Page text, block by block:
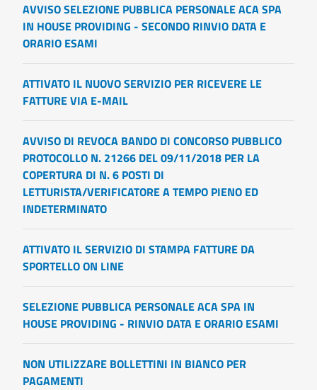
AVVISO SELEZIONE PUBBLICA PERSONALE ACA SPA
IN HOUSE PROVIDING - SECONDO RINVIO DATA E
ORARIO ESAMI
ATTIVATO IL NUOVO SERVIZIO PER RICEVERE LE
FATTURE VIA E-MAIL
AVVISO DI REVOCA BANDO DI CONCORSO PUBBLICO
PROTOCOLLO N. 21266 DEL 09/11/2018 PER LA
COPERTURA DI N. 6 POSTI DI
LETTURISTA/VERIFICATORE A TEMPO PIENO ED
INDETERMINATO
ATTIVATO IL SERVIZIO DI STAMPA FATTURE DA
SPORTELLO ON LINE
SELEZIONE PUBBLICA PERSONALE ACA SPA IN
HOUSE PROVIDING - RINVIO DATA E ORARIO ESAMI
NON UTILIZZARE BOLLETTINI IN BIANCO PER
PAGAMENTI